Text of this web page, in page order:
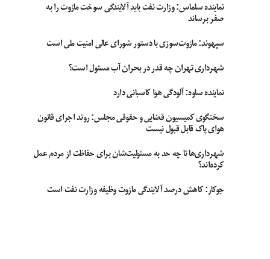
نماینده سلماس: وزارت نفت باید آلایندگی سوخت مازوت را به
صفر برساند
سپهوند:‌ مازوت‌سوزی با دستور شورای عالی امنیت ملی است
شهرداری تهران چه قدر در بحران آب مسئول است؟
نماینده ساوه: آلودگی هوا کاسبانی دارد
سخنگوی کمیسیون قضایی و حقوقی مجلس: روند اجرای قانون
هوای پاک قابل قبول نیست
شهرداری‌ها تا چه حد به مسئولیت‌شان برای حفاظت از مردم عمل
کرده‌اند؟
جوکار: کاهش درصد آلایندگی مازوت وظیفه وزارت نفت است